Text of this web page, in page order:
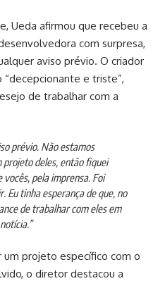
Ueda afirmou que recebeu a
com surpresa,
aviso prévio. O criador
e triste”,
de trabalhar com a
prévio. Não estamos
deles, então fiquei
pela imprensa. Foi
Eu tinha esperança de que, no
de trabalhar com eles em
um projeto específico com o
o diretor destacou a